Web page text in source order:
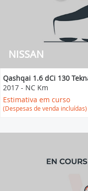
NISSAN
Qashqai 1.6 dCi 130
2017 - NC Km
Estimativa em curso
(Despesas de venda incluídas)